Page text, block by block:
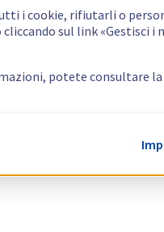
i cookie, rifiutarli o
sul link «Gestisci i
potete consultare